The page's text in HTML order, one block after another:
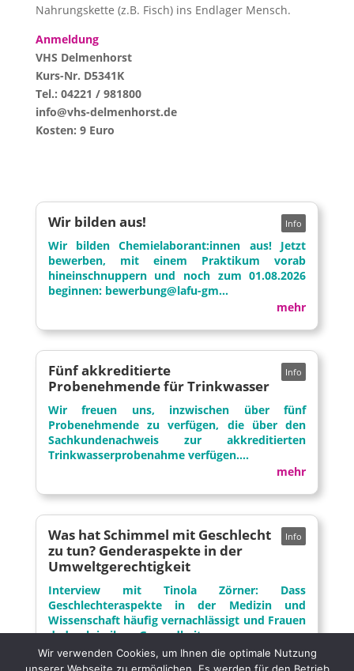
Nahrungskette (z.B. Fisch) ins Endlager Mensch.
Anmeldung
VHS Delmenhorst
Kurs-Nr. D5341K
Tel.: 04221 / 981800
info@vhs-delmenhorst.de
Kosten: 9 Euro
Wir bilden aus!
Wir bilden Chemielaborant:innen aus! Jetzt
bewerben, mit einem Praktikum vorab
hineinschnuppern und noch zum 01.08.2026
beginnen: bewerbung@lafu-gm...
mehr
Fünf akkreditierte
Probenehmende für Trinkwasser
Wir freuen uns, inzwischen über fünf
Probenehmende zu verfügen, die über den
Sachkundenachweis zur akkreditierten
Trinkwasserprobenahme verfügen....
mehr
Was hat Schimmel mit Geschlecht
zu tun? Genderaspekte in der
Umweltgerechtigkeit
Interview mit Tinola Zörner: Dass
Geschlechteraspekte in der Medizin und
Wissenschaft häufig vernachlässigt und Frauen
dadurch in ihrer Gesundheit ...
mehr
Wir verwenden Cookies, um Ihnen die optimale Nutzung